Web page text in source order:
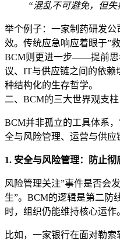
“混乱不可避免，但
举个例子：一家制药研发
效。传统应急响应着眼于”
BCM则更进一步——提前思
议、IT与供应链之间的依赖
种结构化的生存哲学。
二、BCM的三大世界观支柱
BCM并非孤立的工具体系
全与风险管理、运营与供应
1. 安全与风险管理：防止彻
风险管理关注”事件是否会
生”。BCM的逻辑是第二防
时，组织仍能维持核心运作
比如，一家银行在面对勒索